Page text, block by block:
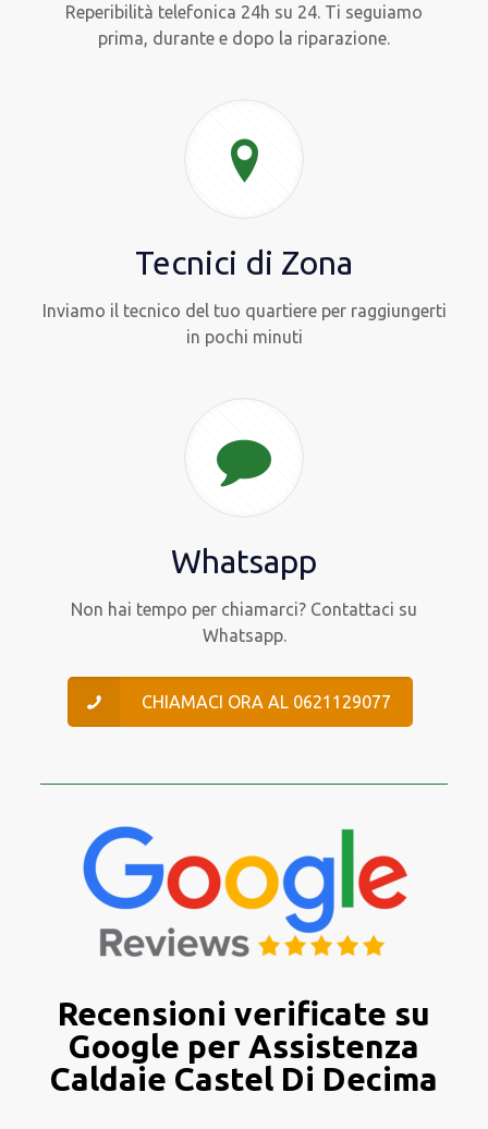
Reperibilità telefonica 24h su 24. Ti seguiamo
prima, durante e dopo la riparazione.
Tecnici di Zona
Inviamo il tecnico del tuo quartiere per raggiungerti
in pochi minuti
Whatsapp
Non hai tempo per chiamarci? Contattaci su
Whatsapp.
CHIAMACI ORA AL 0621129077
Recensioni verificate su
Google per Assistenza
Caldaie Castel Di Decima